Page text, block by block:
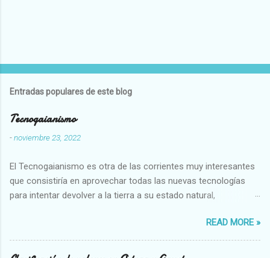
Entradas populares de este blog
Tecnogaianismo
-noviembre 23, 2022
El Tecnogaianismo es otra de las corrientes muy interesantes
que consistiría en aprovechar todas las nuevas tecnologías
para intentar devolver a la tierra a su estado natural,
READ MORE »